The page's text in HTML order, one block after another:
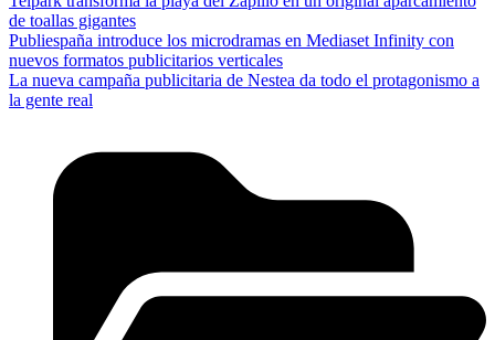
de toallas gigantes
Publiespaña introduce los microdramas en Mediaset Infinity con
nuevos formatos publicitarios verticales
La nueva campaña publicitaria de Nestea da todo el protagonismo a
la gente real